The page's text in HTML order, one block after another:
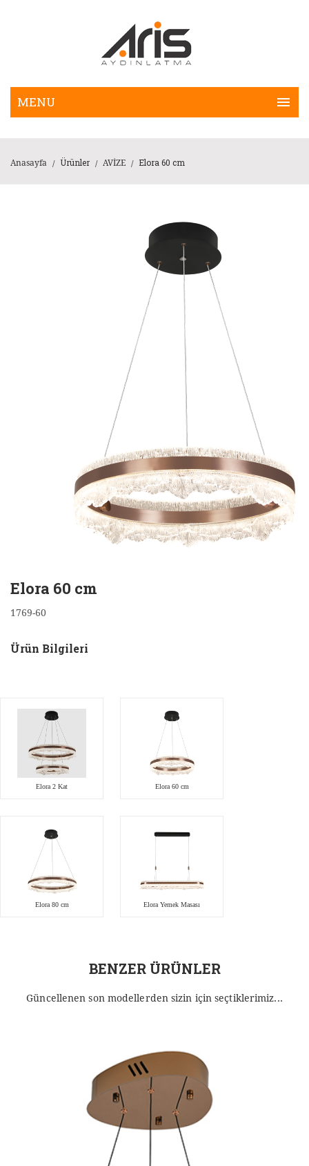
Anasayfa / Ürünler / AVİZE / Elora 60 cm
Elora 60 cm
1769-60
Ürün Bilgileri
Elora 2 Kat Elora 60 cm
Elora 80 cm Elora Yemek Masası
BENZER ÜRÜNLER
Güncellenen son modellerden sizin için seçtiklerimiz...